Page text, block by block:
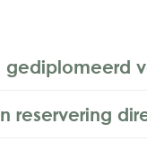
gediplomeerd
reservering